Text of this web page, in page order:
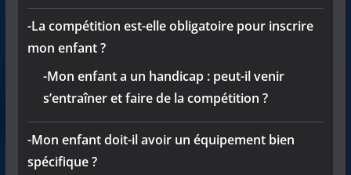
-La compétition est-elle obligatoire pour inscrire
mon enfant ?
-Mon enfant a un handicap : peut-il venir
s’entraîner et faire de la compétition ?
-Mon enfant doit-il avoir un équipement bien
spécifique ?